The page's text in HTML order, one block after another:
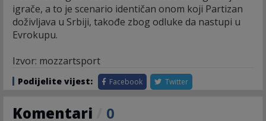
igrače, a to je scenario identičan onom koji Partizan
doživljava u Srbiji, takođe zbog odluke da nastupi u
Evrokupu.
Izvor: mozzartsport
Podijelite vijest: Facebook Twitter
Komentari 0